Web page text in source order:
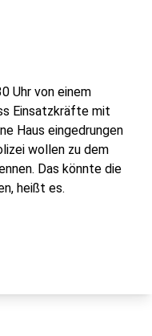
Uhr von einem
Einsatzkräfte mit
Haus eingedrungen
wollen zu dem
Das könnte die
heißt es.